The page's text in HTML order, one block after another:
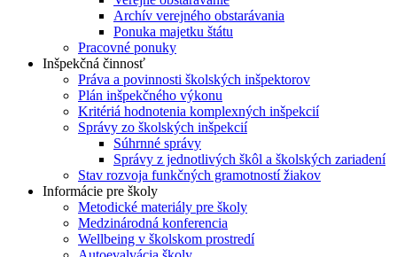
Archív verejného obstarávania
Ponuka majetku štátu
Pracovné ponuky
Inšpekčná činnosť
Práva a povinnosti školských inšpektorov
Plán inšpekčného výkonu
Kritériá hodnotenia komplexných inšpekcií
Správy zo školských inšpekcií
Súhrnné správy
Správy z jednotlivých škôl a školských zariadení
Stav rozvoja funkčných gramotností žiakov
Informácie pre školy
Metodické materiály pre školy
Medzinárodná konferencia
Wellbeing v školskom prostredí